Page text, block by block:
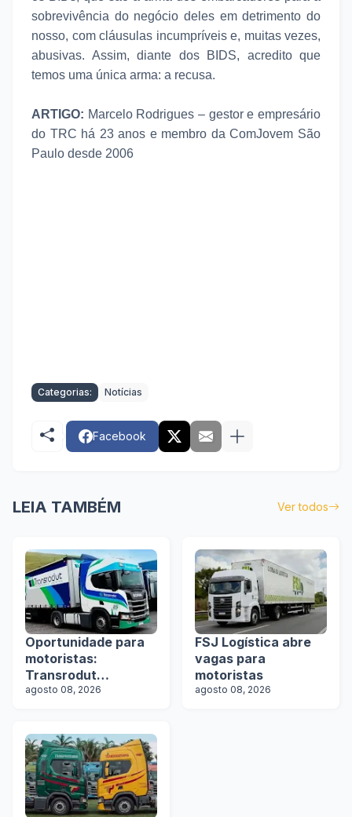
sobrevivência do negócio deles em detrimento do
nosso, com cláusulas incumpríveis e, muitas vezes,
abusivas. Assim, diante dos BIDS, acredito que
temos uma única arma: a recusa.
ARTIGO: Marcelo Rodrigues – gestor e empresário
do TRC há 23 anos e membro da ComJovem São
Paulo desde 2006
Categorias: Notícias
Facebook
LEIA TAMBÉM Ver todos
Oportunidade para
motoristas:
Transrodut
Transportes abre
agosto 08, 2026
FSJ Logística abre
vagas para
motoristas
agosto 08, 2026